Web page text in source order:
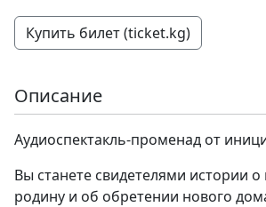
Купить билет (ticket.kg)
Описание
Аудиоспектакль-променад от
Вы станете свидетелями истории
родину и об обретении нового